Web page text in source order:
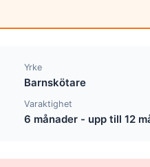
Yrke
Barnskötare
Varaktighet
6 månader - upp till 12